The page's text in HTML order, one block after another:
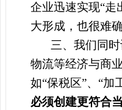
企业迅速实现“走
大形成，也很难
三、我们同
物流等经济与商
如“保税区”、“加
必须创建更符合